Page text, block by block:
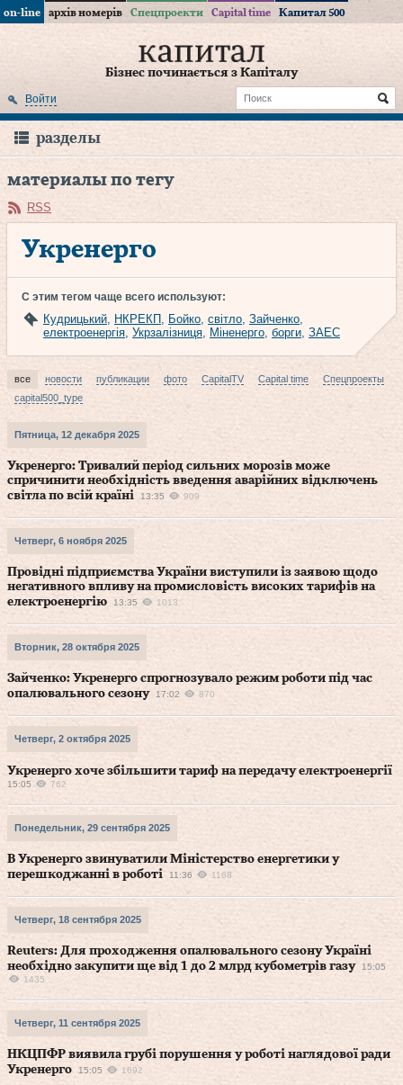
on-line архів номерів Спецпроекти Capital time Капитал 500
Бізнес починається з Капіталу
Войти
разделы
материалы по тегу
RSS
Укренерго
С этим тегом чаще всего используют:
Кудрицький, НКРЕКП , Бойко, світло, Зайченко,
електроенергія, Укрзалізниця, Міненерго, борги, ЗАЕС
все новости публикации фото CapitalTV Capital time
Спецпроекты
capital500_type
Пятница, 12 декабря 2025
Укренерго: Тривалий період сильних морозів може
спричинити необхідність введення аварійних відключень
світла по всій країні
13:35 909
Четверг, 6 ноября 2025
Провідні підприємства України виступили із заявою щодо
негативного впливу на промисловість високих тарифів на
електроенергію
13:35 1013
Вторник, 28 октября 2025
Зайченко: Укренерго спрогнозувало режим роботи під час
опалювального сезону
17:02 870
Четверг, 2 октября 2025
Укренерго хоче збільшити тариф на передачу електроенергії
15:05 762
Понедельник, 29 сентября 2025
В Укренерго звинуватили Міністерство енергетики у
перешкоджанні в роботі
11:36 1168
Четверг, 18 сентября 2025
Reuters: Для проходження опалювального сезону Україні
необхідно закупити ще від 1 до 2 млрд кубометрів газу
15:05
1435
Четверг, 11 сентября 2025
НКЦПФР виявила грубі порушення у роботі наглядової ради
Укренерго
15:05 1692